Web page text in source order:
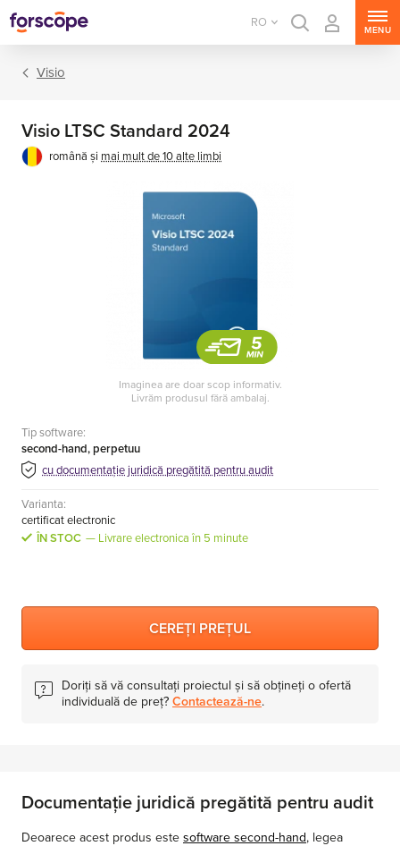
RO
MENU
Visio
Visio LTSC Standard 2024
română și mai mult de 10 alte limbi
Imaginea are doar scop informativ.
Livrăm produsul fără ambalaj.
Tip software:
second-hand, perpetuu
cu documentație juridică pregătită pentru audit
Varianta:
certificat electronic
ÎN STOC
Livrare electronica în 5 minute
CEREȚI PREȚUL
Doriți să vă consultați proiectul și să obțineți o ofertă
individuală de preț? Contactează-ne.
Documentație juridică pregătită pentru audit
Deoarece acest produs este software second-hand, legea